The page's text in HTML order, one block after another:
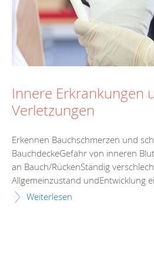
Innere Erkrankungen
Verletzungen
Erkennen Bauchschmerzen und
BauchdeckeGefahr von inneren
an Bauch/RückenStändig
Allgemeinzustand undEntwicklung
Weiterlesen